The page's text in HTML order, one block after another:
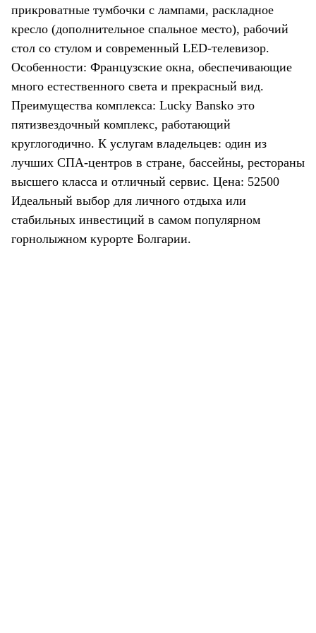
прикроватные тумбочки с лампами, раскладное
кресло (дополнительное спальное место), рабочий
стол со стулом и современный LED-телевизор.
Особенности: Французские окна, обеспечивающие
много естественного света и прекрасный вид.
Преимущества комплекса: Lucky Bansko это
пятизвездочный комплекс, работающий
круглогодично. К услугам владельцев: один из
лучших СПА-центров в стране, бассейны, рестораны
высшего класса и отличный сервис. Цена: 52500
Идеальный выбор для личного отдыха или
стабильных инвестиций в самом популярном
горнолыжном курорте Болгарии.